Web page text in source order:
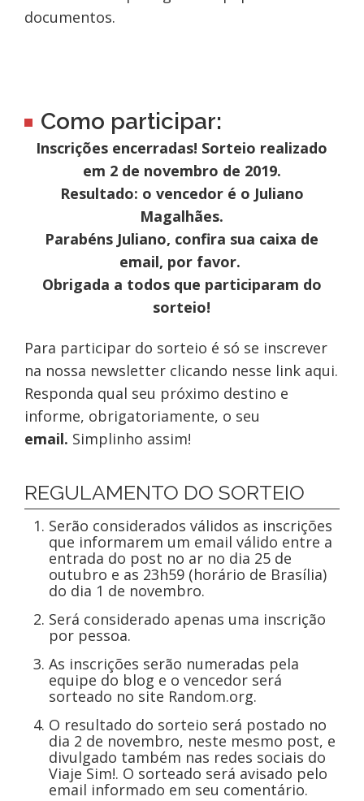
documentos.
Como participar:
Inscrições encerradas! Sorteio realizado
em 2 de novembro de 2019.
Resultado: o vencedor é o Juliano
Magalhães.
Parabéns Juliano, confira sua caixa de
email, por favor.
Obrigada a todos que participaram do
sorteio!
Para participar do sorteio é só se inscrever
na nossa newsletter clicando nesse link aqui.
Responda qual seu próximo destino e
informe, obrigatoriamente, o seu
email. Simplinho assim!
REGULAMENTO DO SORTEIO
Serão considerados válidos as inscrições
que informarem um email válido entre a
entrada do post no ar no dia 25 de
outubro e as 23h59 (horário de Brasília)
do dia 1 de novembro.
Será considerado apenas uma inscrição
por pessoa.
As inscrições serão numeradas pela
equipe do blog e o vencedor será
sorteado no site Random.org.
O resultado do sorteio será postado no
dia 2 de novembro, neste mesmo post, e
divulgado também nas redes sociais do
Viaje Sim!. O sorteado será avisado pelo
email informado em seu comentário.